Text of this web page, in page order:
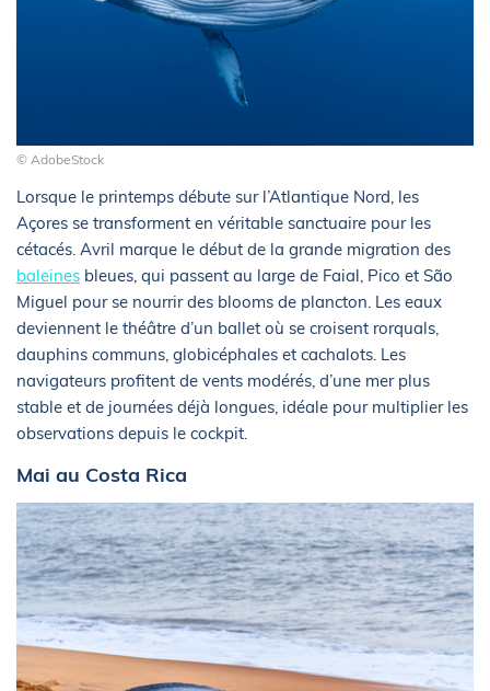
© AdobeStock
Lorsque le printemps débute sur l’Atlantique Nord, les
Açores se transforment en véritable sanctuaire pour les
cétacés. Avril marque le début de la grande migration des
baleines bleues, qui passent au large de Faial, Pico et São
Miguel pour se nourrir des blooms de plancton. Les eaux
deviennent le théâtre d’un ballet où se croisent rorquals,
dauphins communs, globicéphales et cachalots. Les
navigateurs profitent de vents modérés, d’une mer plus
stable et de journées déjà longues, idéale pour multiplier les
observations depuis le cockpit.
Mai au Costa Rica